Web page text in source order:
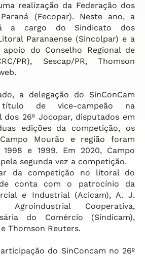
realização da Federação dos
(Fecopar). Neste ano, a
a cargo do Sindicato dos
Paranaense (Sincolpar) e a
do Conselho Regional de
PR), Sescap/PR, Thomson
a delegação do SinConCam
de vice-campeão na
dos 26º Jocopar, disputados em
edições da competição, os
Mourão e região foram
1998 e 1999. Em 2020, Campo
segunda vez a competição.
da competição no litoral do
conta com o patrocínio da
e Industrial (Acicam), A. J.
Agroindustrial Cooperativa,
do Comércio (Sindicam),
Thomson Reuters.
do SinConcam no 26º